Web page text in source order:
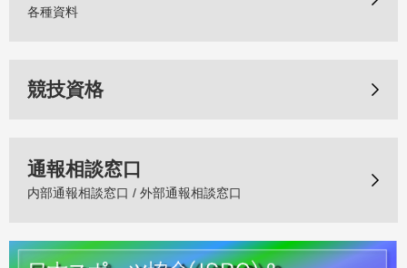
各種資料
競技資格
通報相談窓口
内部通報相談窓口 / 外部通報相談窓口